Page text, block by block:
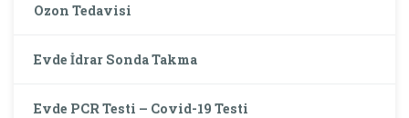
Ozon Tedavisi
Evde İdrar Sonda Takma
Evde PCR Testi – Covid-19 Testi